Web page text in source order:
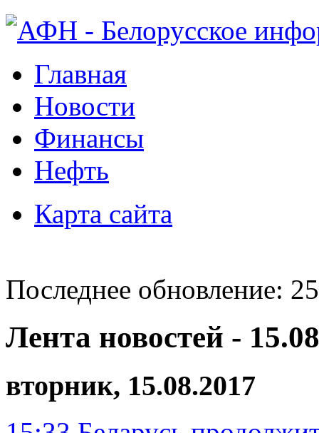
Главная
Новости
Финансы
Нефть
Карта сайта
Последнее обновление:
Лента новостей -
вторник, 15.08.2017